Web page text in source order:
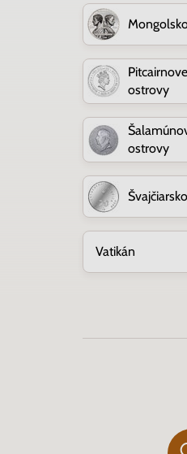
Pitcairnove
ostrovy
ostrovy
Švajčiarsko
Vatikán